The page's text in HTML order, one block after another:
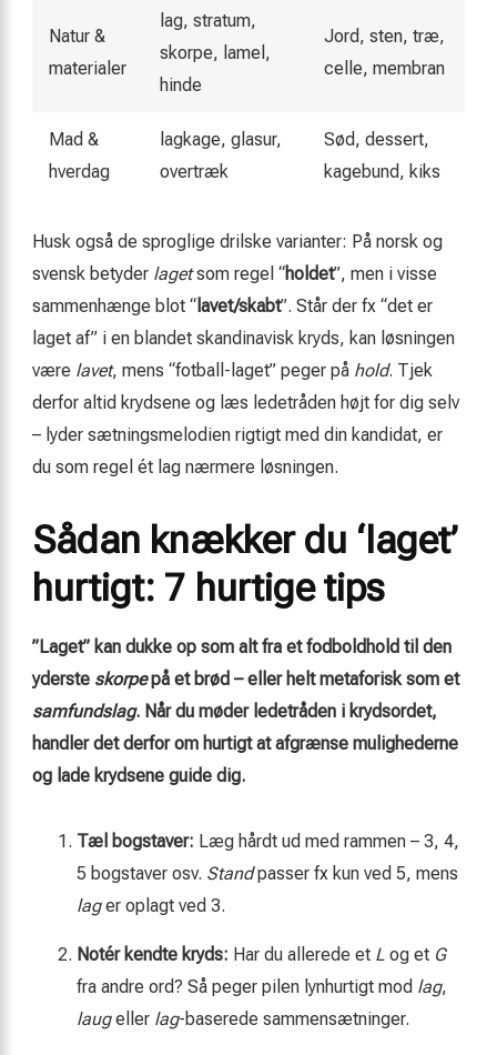
Natur &
materialer
lag, stratum,
skorpe, lamel,
hinde
Jord, sten, træ,
celle, membran
Mad &
hverdag
lagkage, glasur,
overtræk
Sød, dessert,
kagebund, kiks
Husk også de sproglige drilske varianter: På norsk og
svensk betyder lagetsom regel “holdet”, men i visse
sammenhænge blot “ lavet/skabt”. Står der fx “det er
laget af” i en blandet skandinavisk kryds, kan løsningen
være lavet, mens “fotball-laget” peger på hold. Tjek
derfor altid krydsene og læs ledetråden højt for dig selv
– lyder sætningsmelodien rigtigt med din kandidat, er
du som regel ét lag nærmere løsningen.
Sådan knækker du ‘laget’
hurtigt: 7 hurtige tips
”Laget” kan dukke op som alt fra et fodbold hold til den
yderste skorpepå et brød – eller helt metaforisk som et
samfundslag. Når du møder ledetråden i krydsordet,
handler det derfor om hurtigt at afgrænse mulighederne
og lade krydsene guide dig.
Tæl bogstaver: Læg hårdt ud med rammen – 3, 4,
5 bogstaver osv. Standpasser fx kun ved 5, mens
lager oplagt ved 3.
Notér kendte kryds: Har du allerede et L og et G
fra andre ord? Så peger pilen lynhurtigt mod lag,
laugeller lag-baserede sammensætninger.